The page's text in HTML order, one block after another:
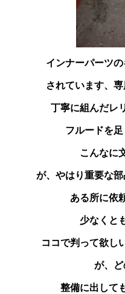
インナーパーツ
されています、
丁寧に組んだレ
フルードを
こんなに
が、やはり重要な
ある所に依
少なくと
ココで判って欲し
が、ど
整備に出して